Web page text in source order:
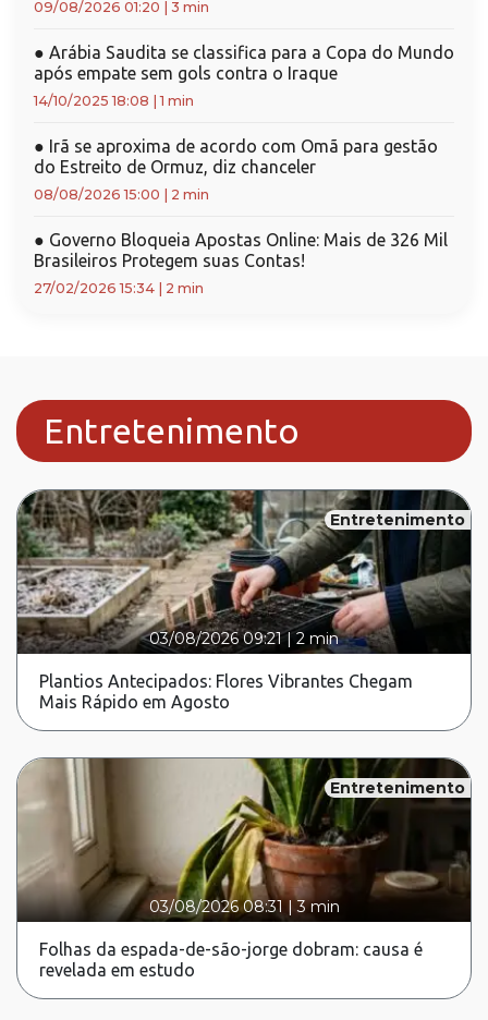
09/08/2026 01:20 3 min
● Arábia Saudita se classifica para a Copa do Mundo
após empate sem gols contra o Iraque
14/10/2025 18:08 |1 min
● Irã se aproxima de acordo com Omã para gestão
do Estreito de Ormuz, diz chanceler
08/08/2026 15:00 2 min
● Governo Bloqueia Apostas Online: Mais de 326 Mil
Brasileiros Protegem suas Contas!
27/02/2026 15:34 2 min
Entretenimento
Entretenimento
03/08/2026 09:21|2 min
Plantios Antecipados: Flores Vibrantes Chegam
Mais Rápido em Agosto
Entretenimento
03/08/2026 08:31 |3 min
Folhas da espada-de-são-jorge dobram: causa é
revelada em estudo